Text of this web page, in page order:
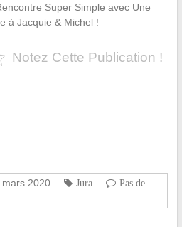
Super Simple avec Une
à Jacquie & Michel !
Notez Cette Publication !
mars 2020 Jura
Pas de